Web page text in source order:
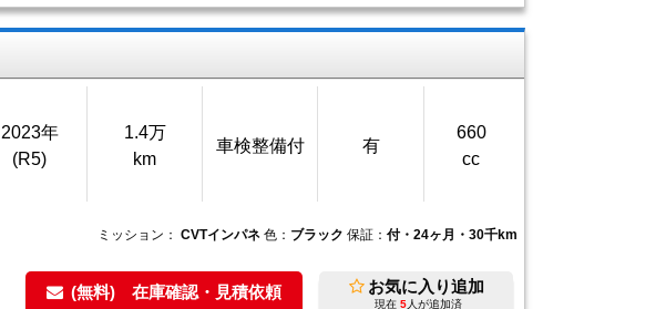
2023年
(R5)
1.4万
km
車検整備付 有
660
cc
ミッション： CVTインパネ 色： ブラック 保証： 付・24ヶ月・30千km
(無料) 在庫確認・見積依頼 お気に入り追加
現在 5人が追加済